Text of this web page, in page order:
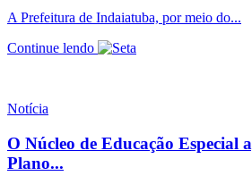
A Prefeitura de Indaiatuba, por meio do...
Continue lendo
Notícia
O Núcleo de Educação Especial
Plano...